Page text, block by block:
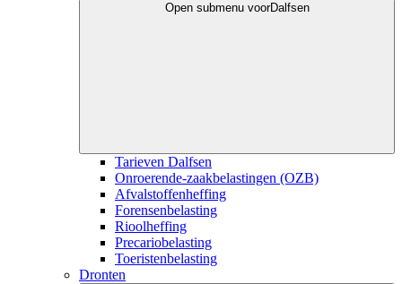
Open submenu voorDalfsen
Tarieven Dalfsen
Onroerende-zaakbelastingen (OZB)
Afvalstoffenheffing
Forensenbelasting
Rioolheffing
Precariobelasting
Toeristenbelasting
Dronten